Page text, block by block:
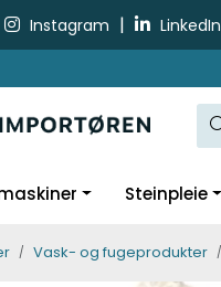
Instagram | LinkedIn
Steinpleie
Vask- og fugeprodukter